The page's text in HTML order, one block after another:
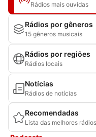
Rádios mais ouvidas
Rádios por gêneros
15 gêneros musicais
Rádios por regiões
Rádios locais
Notícias
Rádios de notícias
Recomendadas
Lista das melhores rádios